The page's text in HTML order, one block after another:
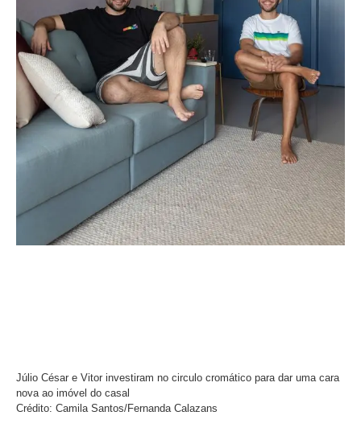
Júlio César e Vitor investiram no circulo cromático para dar uma cara
nova ao imóvel do casal
Crédito: Camila Santos/Fernanda Calazans